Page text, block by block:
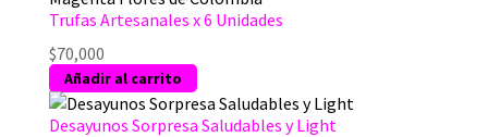
Trufas Artesanales x 6 Unidades
$70,000
Añadir al carrito
Desayunos Sorpresa Saludables y Light